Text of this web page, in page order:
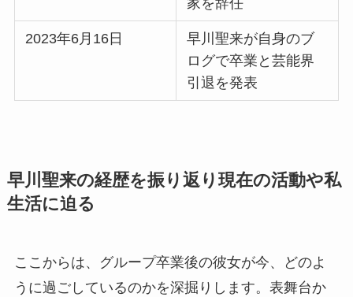
家を辞任
2023年6月16日
早川聖来が自身のブ
ログで卒業と芸能界
引退を発表
早川聖来の経歴を振り返り現在の活動や私
生活に迫る
ここからは、グループ卒業後の彼女が今、どのよ
うに過ごしているのかを深掘りします。表舞台か